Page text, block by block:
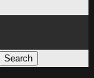
Search